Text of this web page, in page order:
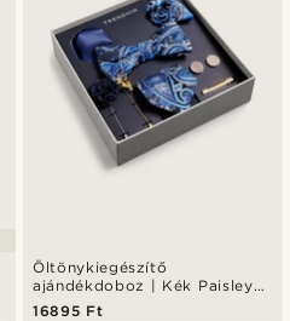
Öltönykiegészítő
ajándékdoboz | Kék Paisley
és arany tónusú szett
16895 Ft